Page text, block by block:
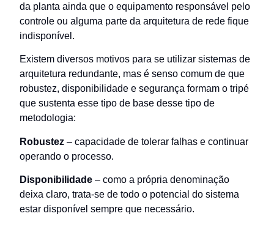
da planta ainda que o equipamento responsável pelo
controle ou alguma parte da arquitetura de rede fique
indisponível.
Existem diversos motivos para se utilizar sistemas de
arquitetura redundante, mas é senso comum de que
robustez, disponibilidade e segurança formam o tripé
que sustenta esse tipo de base desse tipo de
metodologia:
Robustez – capacidade de tolerar falhas e continuar
operando o processo.
Disponibilidade – como a própria denominação
deixa claro, trata-se de todo o potencial do sistema
estar disponível sempre que necessário.